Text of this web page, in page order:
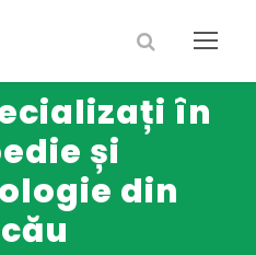
în
și
din